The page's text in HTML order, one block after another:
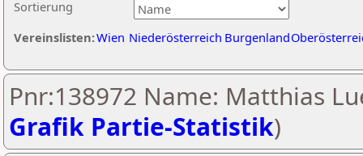
Sortierung
Vereinslisten:Wien Niederösterreich Burgenland
Pnr:138972 Name: Matthias
Grafik Partie-Statistik)